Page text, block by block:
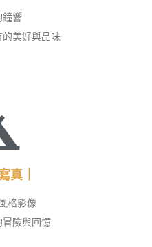
鐘響
的美好與品味
真｜
格影像
冒險與回憶